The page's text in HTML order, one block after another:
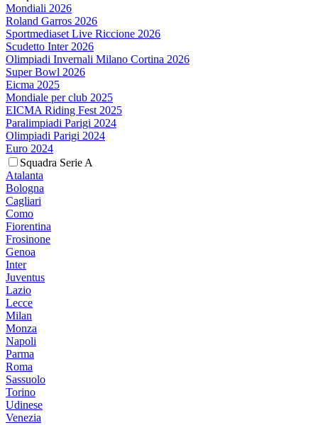
Mondiali 2026
Roland Garros 2026
Sportmediaset Live Riccione 2026
Scudetto Inter 2026
Olimpiadi Invernali Milano Cortina 2026
Super Bowl 2026
Eicma 2025
Mondiale per club 2025
EICMA Riding Fest 2025
Paralimpiadi Parigi 2024
Olimpiadi Parigi 2024
Euro 2024
Squadra Serie A
Atalanta
Bologna
Cagliari
Como
Fiorentina
Frosinone
Genoa
Inter
Juventus
Lazio
Lecce
Milan
Monza
Napoli
Parma
Roma
Sassuolo
Torino
Udinese
Venezia